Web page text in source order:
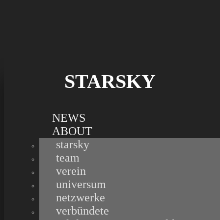
STARSKY
NEWS
ABOUT
starsky
team
verein
universum
netzwerke
verbündete